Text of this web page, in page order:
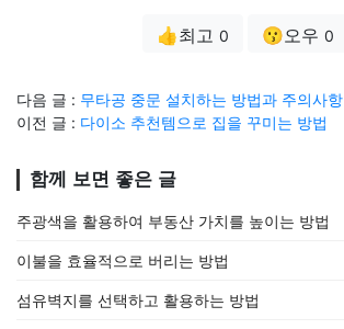
👍최고 0 😗오우 0
다음 글 : 무타공 중문 설치하는 방법과 주의사항
이전 글 : 다이소 추천템으로 집을 꾸미는 방법
함께 보면 좋은 글
주광색을 활용하여 부동산 가치를 높이는 방법
이불을 효율적으로 버리는 방법
섬유벽지를 선택하고 활용하는 방법